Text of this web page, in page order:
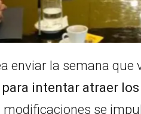
enviar la semana que
intentar atraer
se